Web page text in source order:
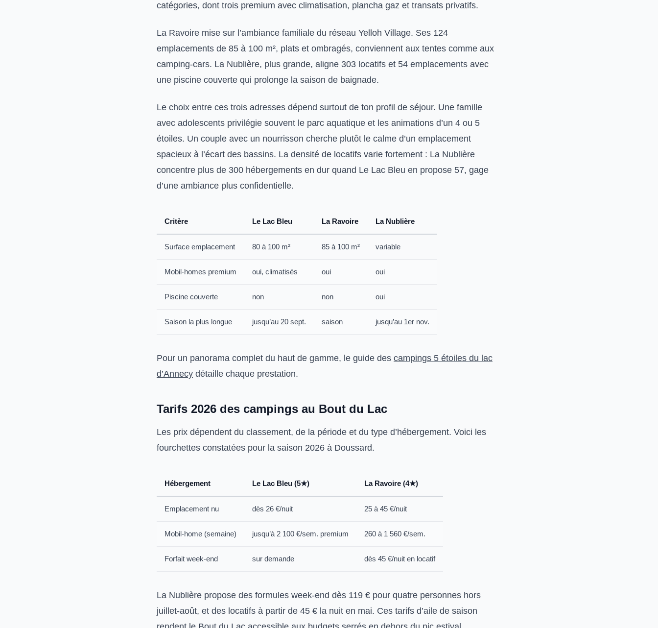
catégories, dont trois premium avec climatisation, plancha gaz et transats privatifs.
La Ravoire mise sur l’ambiance familiale du réseau Yelloh Village. Ses 124
emplacements de 85 à 100 m², plats et ombragés, conviennent aux tentes comme aux
camping-cars. La Nublière, plus grande, aligne 303 locatifs et 54 emplacements avec
une piscine couverte qui prolonge la saison de baignade.
Le choix entre ces trois adresses dépend surtout de ton profil de séjour. Une famille
avec adolescents privilégie souvent le parc aquatique et les animations d’un 4 ou 5
étoiles. Un couple avec un nourrisson cherche plutôt le calme d’un emplacement
spacieux à l’écart des bassins. La densité de locatifs varie fortement : La Nublière
concentre plus de 300 hébergements en dur quand Le Lac Bleu en propose 57, gage
d’une ambiance plus confidentielle.
Critère Le Lac Bleu La Ravoire La Nublière
Surface emplacement 80 à 100 m² 85 à 100 m² variable
Mobil-homes premium oui, climatisés oui oui
Piscine couverte non non oui
Saison la plus longue jusqu’au 20 sept. saison jusqu’au 1er nov.
Pour un panorama complet du haut de gamme, le guide des campings 5 étoiles du lac
d’Annecy détaille chaque prestation.
Tarifs 2026 des campings au Bout du Lac
Les prix dépendent du classement, de la période et du type d’hébergement. Voici les
fourchettes constatées pour la saison 2026 à Doussard.
Hébergement Le Lac Bleu (5★) La Ravoire (4★)
Emplacement nu dès 26 €/nuit 25 à 45 €/nuit
Mobil-home (semaine) jusqu’à 2 100 €/sem. premium 260 à 1 560 €/sem.
Forfait week-end sur demande dès 45 €/nuit en locatif
La Nublière propose des formules week-end dès 119 € pour quatre personnes hors
juillet-août, et des locatifs à partir de 45 € la nuit en mai. Ces tarifs d’aile de saison